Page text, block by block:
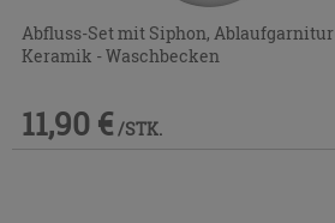
Abfluss-Set mit Siphon,
Keramik - Waschbecken
11,90 € /STK.